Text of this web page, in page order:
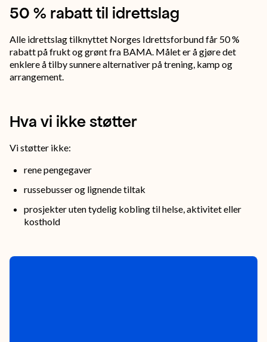
budskapet
om
at
sunn
nok
søvn
og
fysisk
aktivitet.
50 % rabatt til idrettslag
Alle idrettslag tilknyttet Norges Idrettsforbund får 50 %
rabatt på frukt og grønt fra BAMA. Målet er å gjøre det
enklere å tilby sunnere alternativer på trening, kamp og
arrangement.
Hva vi ikke støtter
Vi støtter ikke:
rene pengegaver
russebusser og lignende tiltak
prosjekter uten tydelig kobling til helse, aktivitet eller
kosthold